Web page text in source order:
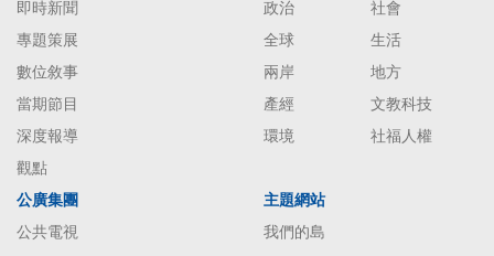
即時新聞
專題策展
數位敘事
當期節目
深度報導
觀點
政治
社會
全球
生活
兩岸
地方
產經
文教科技
環境
社福人權
公廣集團
公共電視
主題網站
我們的島